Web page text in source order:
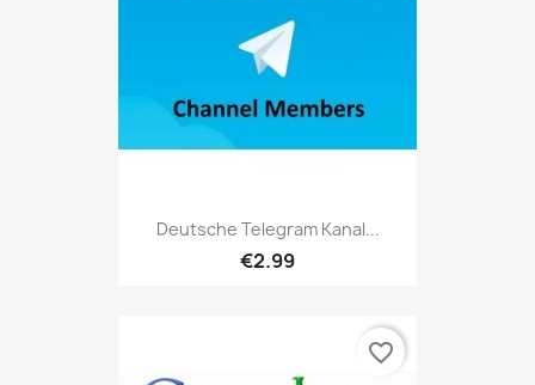
Deutsche Telegram Kanal...
€2.99
favorite_border